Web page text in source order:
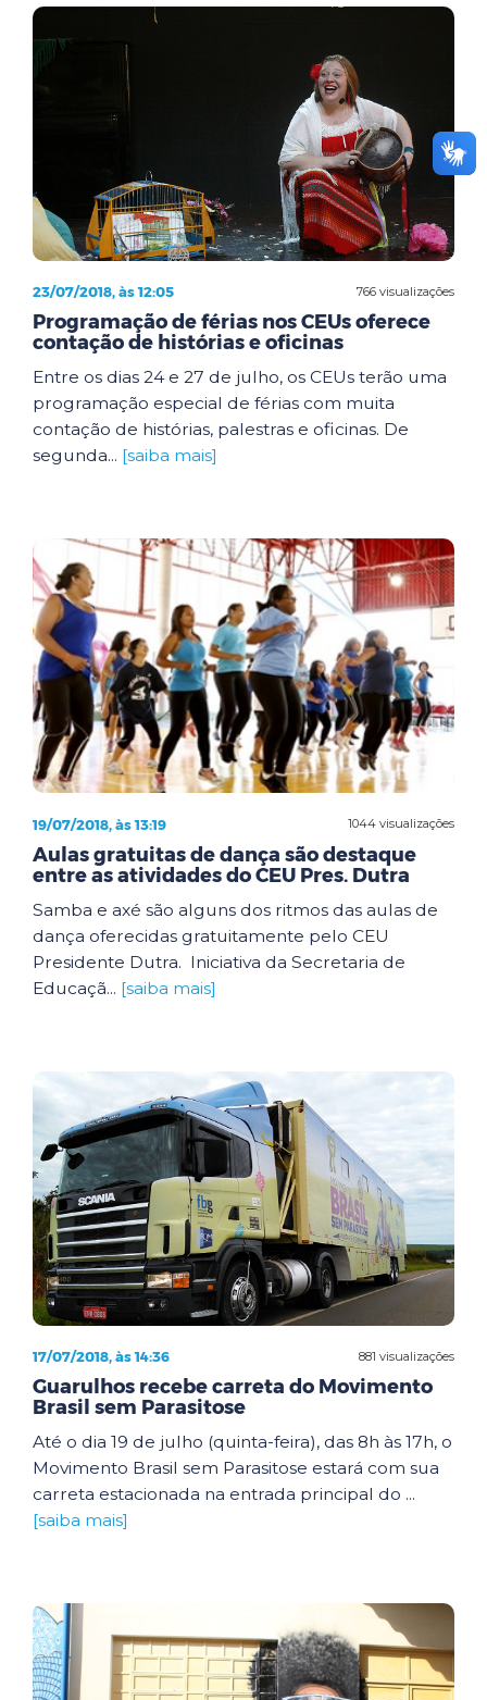
766 visualizações
23/07/2018, às 12:05
Programação de férias nos CEUs oferece
contação de histórias e oficinas
Entre os dias 24 e 27 de julho, os CEUs terão uma
programação especial de férias com muita
contação de histórias, palestras e oficinas. De
segunda... [saiba mais]
1044 visualizações
19/07/2018, às 13:19
Aulas gratuitas de dança são destaque
entre as atividades do CEU Pres. Dutra
Samba e axé são alguns dos ritmos das aulas de
dança oferecidas gratuitamente pelo CEU
Presidente Dutra. Iniciativa da Secretaria de
Educaçã... [saiba mais]
881 visualizações
17/07/2018, às 14:36
Guarulhos recebe carreta do Movimento
Brasil sem Parasitose
Até o dia 19 de julho (quinta-feira), das 8h às 17h, o
Movimento Brasil sem Parasitose estará com sua
carreta estacionada na entrada principal do ...
[saiba mais]